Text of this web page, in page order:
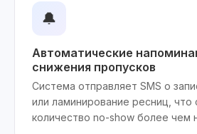
🔔
Автоматические
снижения пропусков
Система отправляет SMS о
или ламинирование ресниц, что
количество no-show более чем